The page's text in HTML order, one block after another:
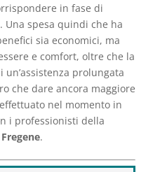
in fase di
spesa quindi che ha
sia economici, ma
e comfort, oltre che la
prolungata
che dare ancora maggiore
nel momento in
i professionisti della
.